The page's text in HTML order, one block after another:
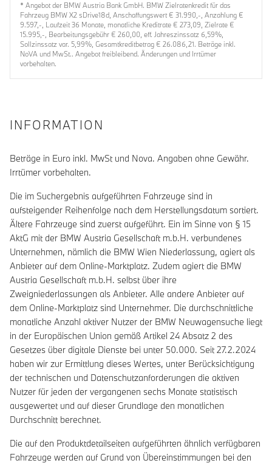
* Angebot der BMW Austria Bank GmbH. BMW Zielratenkredit für das
Fahrzeug BMW X2 sDrive18d, Anschaffungswert € 31.990,-, Anzahlung €
9.597,-, Laufzeit 36 Monate, monatliche Kreditrate € 273,09, Zielrate €
15.995,-, Bearbeitungsgebühr € 260,00, eff. Jahreszinssatz 6,59%,
Sollzinssatz var. 5,99%, Gesamtkreditbetrag € 26.086,21. Beträge inkl.
NoVA und MwSt.. Angebot freibleibend. Änderungen und Irrtümer
vorbehalten.
INFORMATION
Beträge in Euro inkl. MwSt und Nova. Angaben ohne Gewähr.
Irrtümer vorbehalten.
Die im Suchergebnis aufgeführten Fahrzeuge sind in
aufsteigender Reihenfolge nach dem Herstellungsdatum sortiert.
Ältere Fahrzeuge sind zuerst aufgeführt. Ein im Sinne von § 15
AktG mit der BMW Austria Gesellschaft m.b.H. verbundenes
Unternehmen, nämlich die BMW Wien Niederlassung, agiert als
Anbieter auf dem Online-Marktplatz. Zudem agiert die BMW
Austria Gesellschaft m.b.H. selbst über ihre
Zweigniederlassungen als Anbieter. Alle andere Anbieter auf
dem Online-Marktplatz sind Unternehmer. Die durchschnittliche
monatliche Anzahl aktiver Nutzer der BMW Neuwagensuche liegt
in der Europäischen Union gemäß Artikel 24 Absatz 2 des
Gesetzes über digitale Dienste bei unter 50.000. Seit 27.2.2024
haben wir zur Ermittlung dieses Wertes, unter Berücksichtigung
der technischen und Datenschutzanforderungen die aktiven
Nutzer für jeden der vergangenen sechs Monate statistisch
ausgewertet und auf dieser Grundlage den monatlichen
Durchschnitt berechnet.
Die auf den Produktdetailseiten aufgeführten ähnlich verfügbaren
Fahrzeuge werden auf Grund von Übereinstimmungen bei den